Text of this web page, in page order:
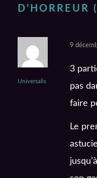
D’HORREUR
Universalis
9
3
pas
faire
Le